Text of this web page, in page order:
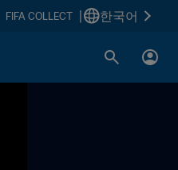
FIFA COLLECT 한국어